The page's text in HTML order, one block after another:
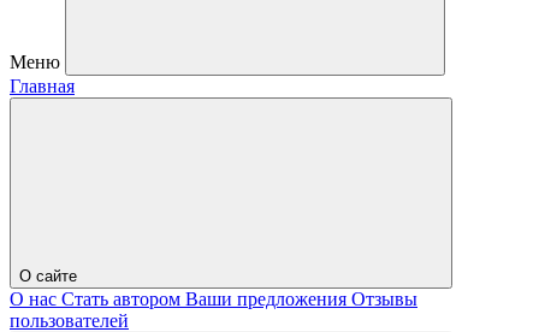
Меню
Главная
О сайте
О нас Стать автором Ваши предложения Отзывы
пользователей